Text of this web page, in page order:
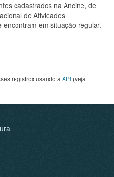
cadastrados na Ancine, de
de Atividades
encontram em situação regular.
registros usando a API (veja